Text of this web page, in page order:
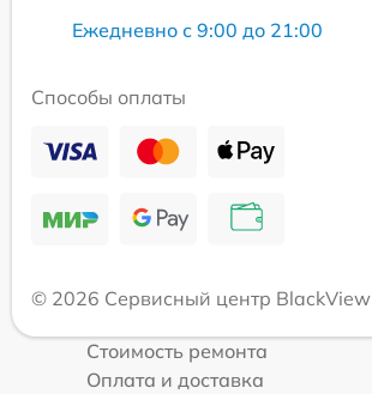
Ежедневно с 9:00 до 21:00
Способы оплаты
© 2026 Сервисный центр BlackView
Стоимость ремонта
Оплата и доставка